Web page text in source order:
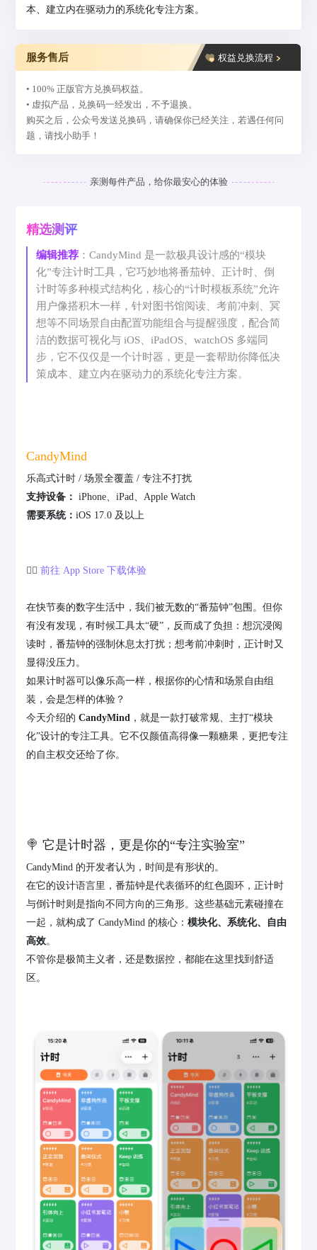
本、建立内在驱动力的系统化专注方案。
服务售后 权益兑换流程
• 100% 正版官方兑换码权益。
• 虚拟产品，兑换码一经发出，不予退换。
购买之后，公众号发送兑换码，请确保你已经关注，若遇任何问
题，请找小助手！
亲测每件产品，给你最安心的体验
精选测评
编辑推荐 ：CandyMind 是一款极具设计感的“模块
化”专注计时工具，它巧妙地将番茄钟、正计时、倒
计时等多种模式结构化，核心的“计时模板系统”允许
用户像搭积木一样，针对图书馆阅读、考前冲刺、冥
想等不同场景自由配置功能组合与提醒强度，配合简
洁的数据可视化与 iOS、iPadOS、watchOS 多端同
步，它不仅仅是一个计时器，更是一套帮助你降低决
策成本、建立内在驱动力的系统化专注方案。
CandyMind
乐高式计时 / 场景全覆盖 / 专注不打扰
支持设备： iPhone、iPad、Apple Watch
需要系统：iOS 17.0 及以上
👉🏻前往 App Store 下载体验
在快节奏的数字生活中，我们被无数的“番茄钟”包围。但你
有没有发现，有时候工具太“硬”，反而成了负担：想沉浸阅
读时，番茄钟的强制休息太打扰；想考前冲刺时，正计时又
显得没压力。
如果计时器可以像乐高一样，根据你的心情和场景自由组
装，会是怎样的体验？
今天介绍的CandyMind ，就是一款打破常规、主打“模块
化”设计的专注工具。它不仅颜值高得像一颗糖果，更把专注
的自主权交还给了你。
🍭 它是计时器，更是你的“专注实验室”
CandyMind 的开发者认为，时间是有形状的。
在它的设计语言里，番茄钟是代表循环的红色圆环，正计时
与倒计时则是指向不同方向的三角形。这些基础元素碰撞在
一起，就构成了 CandyMind 的核心：模块化、系统化、自由
高效。
不管你是极简主义者，还是数据控，都能在这里找到舒适
区。